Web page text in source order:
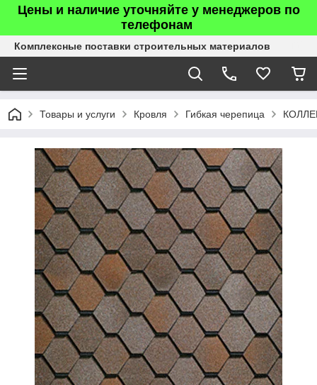
Цены и наличие уточняйте у менеджеров по
телефонам
Комплексные поставки строительных материалов
Товары и услуги Кровля Гибкая черепица